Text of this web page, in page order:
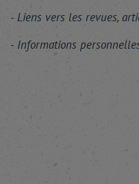
Liens vers les revues,
Informations